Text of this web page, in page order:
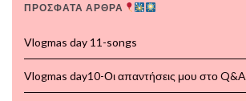
ΠΡΟΣΦΑΤΑ ΑΡΘΡΑ
Vlogmas day 11-songs
Vlogmas day10-Οι απαντήσεις μου στο Q&A